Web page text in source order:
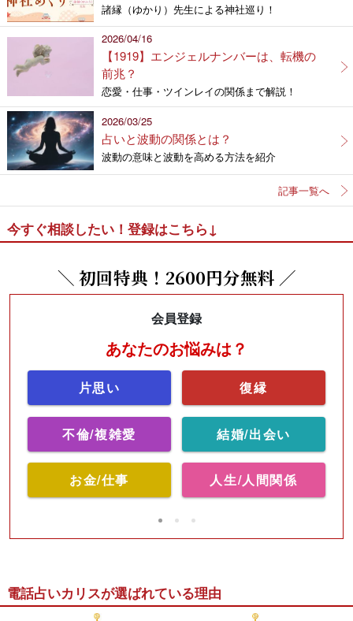
諸縁（ゆかり）先生による神社巡り！
2026/04/16
【1919】エンジェルナンバーは、転機の
前兆？
恋愛・仕事・ツインレイの関係まで解説！
2026/03/25
占いと波動の関係とは？
波動の意味と波動を高める方法を紹介
記事一覧へ
今すぐ相談したい！登録はこちら↓
＼ 初回特典！2600円分無料 ／
会員登録
あなたのお悩みは？
片思い 復縁
不倫/複雑愛 結婚/出会い
お金/仕事 人生/人間関係
電話占いカリスが選ばれている理由